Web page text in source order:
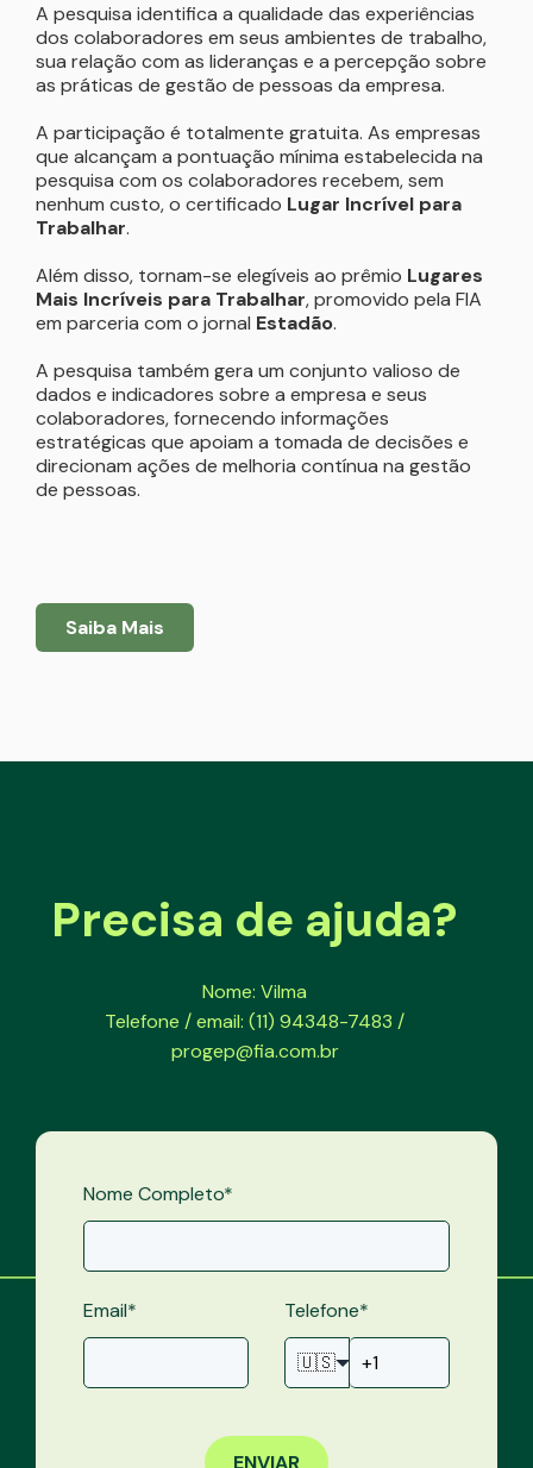
A pesquisa identifica a qualidade das experiências
dos colaboradores em seus ambientes de trabalho,
sua relação com as lideranças e a percepção sobre
as práticas de gestão de pessoas da empresa.
A participação é totalmente gratuita. As empresas
que alcançam a pontuação mínima estabelecida na
pesquisa com os colaboradores recebem, sem
nenhum custo, o certificado Lugar Incrível para
Trabalhar.
Além disso, tornam-se elegíveis ao prêmio Lugares
Mais Incríveis para Trabalhar, promovido pela FIA
em parceria com o jornal Estadão.
A pesquisa também gera um conjunto valioso de
dados e indicadores sobre a empresa e seus
colaboradores, fornecendo informações
estratégicas que apoiam a tomada de decisões e
direcionam ações de melhoria contínua na gestão
de pessoas.
Saiba Mais
Precisa de ajuda?
Nome: Vilma
Telefone / email: (11) 94348-7483 /
progep@fia.com.br
Nome Completo*
Email* Telefone*
🇺🇸